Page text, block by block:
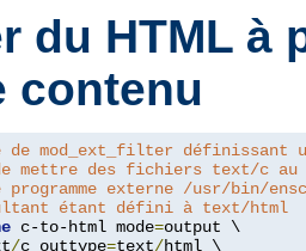
du HTML à
contenu
mod_ext_filter définissant
mettre des fichiers text/c au
externe /usr/bin/
étant défini à text/html
c-to-html mode=output \
/c outtype=text/html \